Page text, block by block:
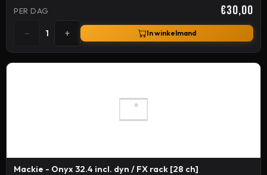
PER DAG €30,00
− 1 + In winkelmand
Mackie - Onyx 32.4 incl. dyn / FX rack [28 ch]